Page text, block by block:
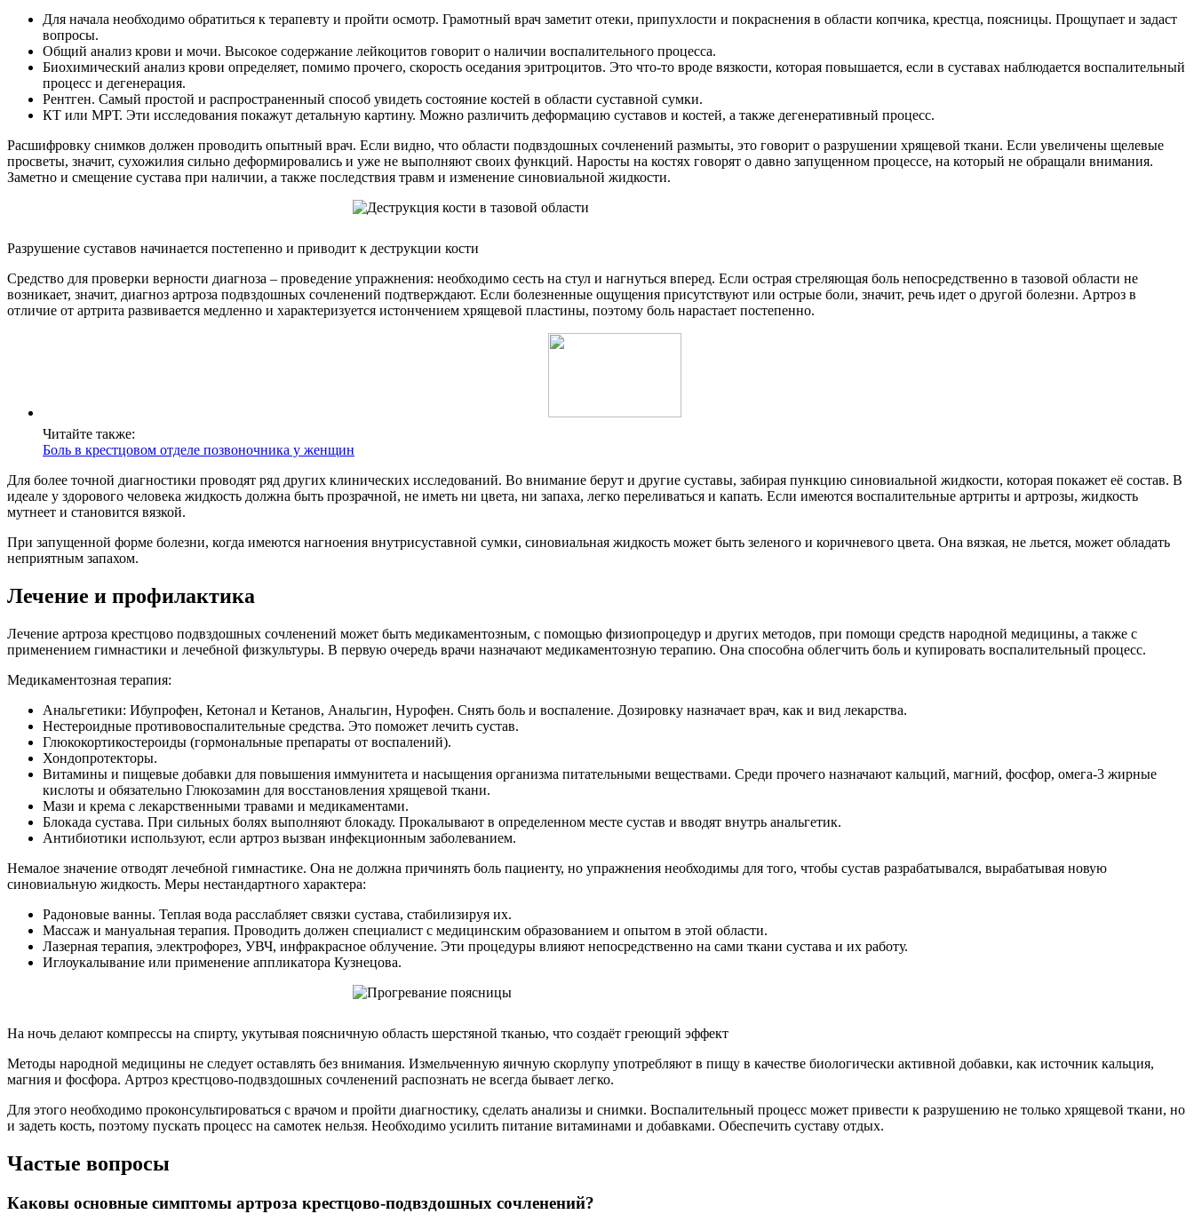
Для начала необходимо обратиться к терапевту и пройти осмотр. Грамотный врач заметит отеки, припухлости и покраснения в области копчика, крестца, поясницы. Прощупает и задаст
вопросы.
Общий анализ крови и мочи. Высокое содержание лейкоцитов говорит о наличии воспалительного процесса.
Биохимический анализ крови определяет, помимо прочего, скорость оседания эритроцитов. Это что-то вроде вязкости, которая повышается, если в суставах наблюдается воспалительный
процесс и дегенерация.
Рентген. Самый простой и распространенный способ увидеть состояние костей в области суставной сумки.
КТ или МРТ. Эти исследования покажут детальную картину. Можно различить деформацию суставов и костей, а также дегенеративный процесс.
Расшифровку снимков должен проводить опытный врач. Если видно, что области подвздошных сочленений размыты, это говорит о разрушении хрящевой ткани. Если увеличены щелевые
просветы, значит, сухожилия сильно деформировались и уже не выполняют своих функций. Наросты на костях говорят о давно запущенном процессе, на который не обращали внимания.
Заметно и смещение сустава при наличии, а также последствия травм и изменение синовиальной жидкости.
Разрушение суставов начинается постепенно и приводит к деструкции кости
Средство для проверки верности диагноза – проведение упражнения: необходимо сесть на стул и нагнуться вперед. Если острая стреляющая боль непосредственно в тазовой области не
возникает, значит, диагноз артроза подвздошных сочленений подтверждают. Если болезненные ощущения присутствуют или острые боли, значит, речь идет о другой болезни. Артроз в
отличие от артрита развивается медленно и характеризуется истончением хрящевой пластины, поэтому боль нарастает постепенно.
Читайте также:
Боль в крестцовом отделе позвоночника у женщин
Для более точной диагностики проводят ряд других клинических исследований. Во внимание берут и другие суставы, забирая пункцию синовиальной жидкости, которая покажет её состав. В
идеале у здорового человека жидкость должна быть прозрачной, не иметь ни цвета, ни запаха, легко переливаться и капать. Если имеются воспалительные артриты и артрозы, жидкость
мутнеет и становится вязкой.
При запущенной форме болезни, когда имеются нагноения внутрисуставной сумки, синовиальная жидкость может быть зеленого и коричневого цвета. Она вязкая, не льется, может обладать
неприятным запахом.
Лечение и профилактика
Лечение артроза крестцово подвздошных сочленений может быть медикаментозным, с помощью физиопроцедур и других методов, при помощи средств народной медицины, а также с
применением гимнастики и лечебной физкультуры. В первую очередь врачи назначают медикаментозную терапию. Она способна облегчить боль и купировать воспалительный процесс.
Медикаментозная терапия:
Анальгетики: Ибупрофен, Кетонал и Кетанов, Анальгин, Нурофен. Снять боль и воспаление. Дозировку назначает врач, как и вид лекарства.
Нестероидные противовоспалительные средства. Это поможет лечить сустав.
Глюкокортикостероиды (гормональные препараты от воспалений).
Хондопротекторы.
Витамины и пищевые добавки для повышения иммунитета и насыщения организма питательными веществами. Среди прочего назначают кальций, магний, фосфор, омега-3 жирные
кислоты и обязательно Глюкозамин для восстановления хрящевой ткани.
Мази и крема с лекарственными травами и медикаментами.
Блокада сустава. При сильных болях выполняют блокаду. Прокалывают в определенном месте сустав и вводят внутрь анальгетик.
Антибиотики используют, если артроз вызван инфекционным заболеванием.
Немалое значение отводят лечебной гимнастике. Она не должна причинять боль пациенту, но упражнения необходимы для того, чтобы сустав разрабатывался, вырабатывая новую
синовиальную жидкость. Меры нестандартного характера:
Радоновые ванны. Теплая вода расслабляет связки сустава, стабилизируя их.
Массаж и мануальная терапия. Проводить должен специалист с медицинским образованием и опытом в этой области.
Лазерная терапия, электрофорез, УВЧ, инфракрасное облучение. Эти процедуры влияют непосредственно на сами ткани сустава и их работу.
Иглоукалывание или применение аппликатора Кузнецова.
На ночь делают компрессы на спирту, укутывая поясничную область шерстяной тканью, что создаёт греющий эффект
Методы народной медицины не следует оставлять без внимания. Измельченную яичную скорлупу употребляют в пищу в качестве биологически активной добавки, как источник кальция,
магния и фосфора. Артроз крестцово-подвздошных сочленений распознать не всегда бывает легко.
Для этого необходимо проконсультироваться с врачом и пройти диагностику, сделать анализы и снимки. Воспалительный процесс может привести к разрушению не только хрящевой ткани, но
и задеть кость, поэтому пускать процесс на самотек нельзя. Необходимо усилить питание витаминами и добавками. Обеспечить суставу отдых.
Частые вопросы
Каковы основные симптомы артроза крестцово-подвздошных сочленений?